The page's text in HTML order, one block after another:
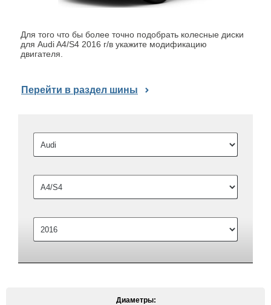
Для того что бы более точно подобрать колесные диски
для Audi A4/S4 2016 г/в укажите модификацию
двигателя.
Перейти в раздел шины
Диаметры: